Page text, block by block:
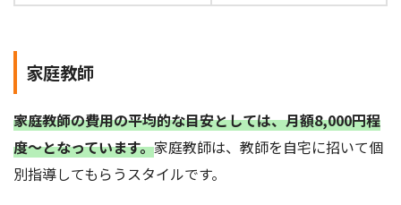
家庭教師
家庭教師の費用の平均的な目安としては、月額8,000円程
度～となっています。家庭教師は、教師を自宅に招いて個
別指導してもらうスタイルです。